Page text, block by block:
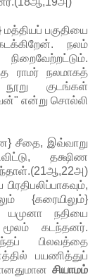
பகுதியை
நலம்
ராமர் நலமாகத்
நூறு குடங்கள்
என்று சொல்லி
சீதை, இவ்வாறு
தக்ஷிண
{கரையிலும்}
நதியை
கடந்தனர்.
பிலவத்தை
பயணித்துப்
சியாமம்